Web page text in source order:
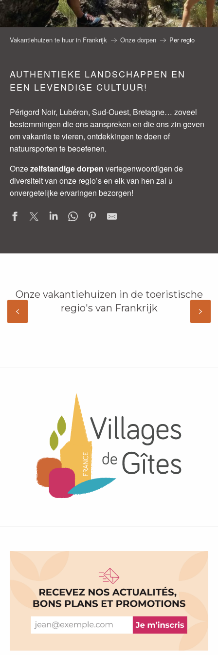
Vakantiehuizen te huur in Frankrijk Onze dorpen Per regio
AUTHENTIEKE LANDSCHAPPEN EN
EEN LEVENDIGE CULTUUR!
Périgord Noir, Lubéron, Sud-Ouest, Bretagne… zoveel
bestemmingen die ons aanspreken en die ons zin geven
om vakantie te vieren, ontdekkingen te doen of
natuursporten te beoefenen.
Onzezelfstandige dorpen vertegenwoordigen de
diversiteit van onze regio’s en elk van hen zal u
onvergetelijke ervaringen bezorgen!
Onze vakantiehuizen in de toeristische
regio's van Frankrijk